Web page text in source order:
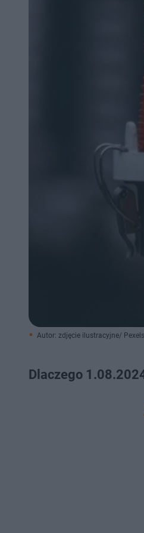
Autor: zdjęcie ilustracyjne/
Dlaczego